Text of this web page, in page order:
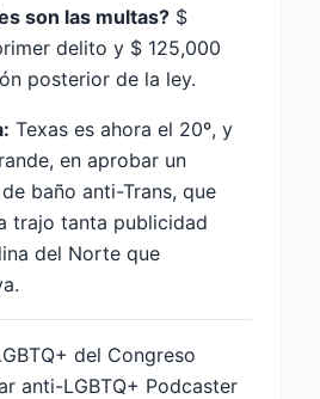
son las multas? $
delito y $ 125,000
posterior de la ley.
Texas es ahora el 20º, y
en aprobar un
baño anti-Trans, que
trajo tanta publicidad
del Norte que
del Congreso
anti-LGBTQ+ Podcaster